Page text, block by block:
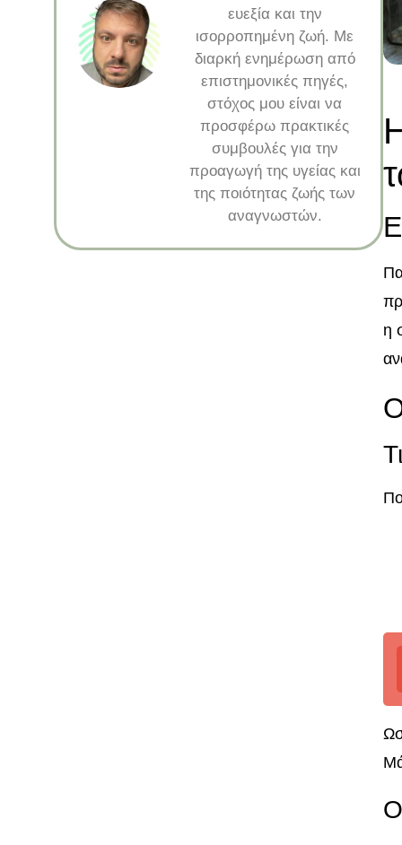
ευεξία και την
ισορροπημένη ζωή. Με
διαρκή ενημέρωση από
επιστημονικές πηγές,
στόχος μου είναι να
προσφέρω πρακτικές
συμβουλές για την
προαγωγή της υγείας και
της ποιότητας ζωής των
αναγνωστών.
η